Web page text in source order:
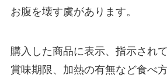
お腹を壊す虞があります。
購入した商品に表示、指示され
賞味期限、加熱の有無など食べ